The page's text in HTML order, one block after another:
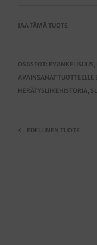
JAA TÄMÄ TUOTE
OSASTOT: EVANKELISUUS,
AVAINSANAT TUOTTEELLE
HERÄTYSLIIKEHISTORIA,
EDELLINEN TUOTE